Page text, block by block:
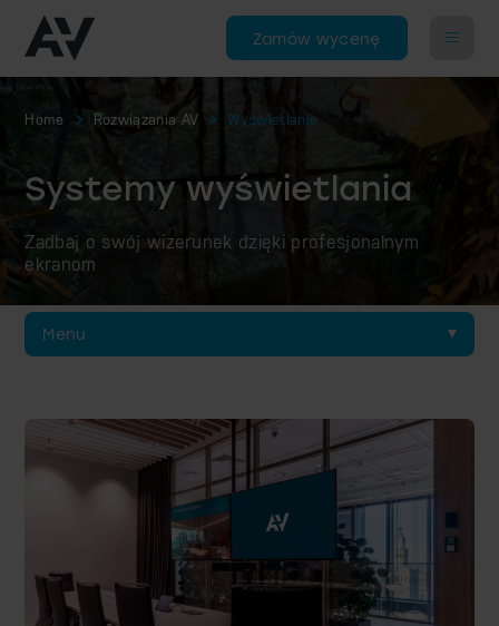
Zamów wycenę
Home Rozwiązania AV Wyświetlanie
Systemy wyświetlania
Zadbaj o swój wizerunek dzięki profesjonalnym
ekranom
Menu
Ściany wideo
Ściany LED
Projekcja kinowa
Projekcja sferyczna
Digital Signage